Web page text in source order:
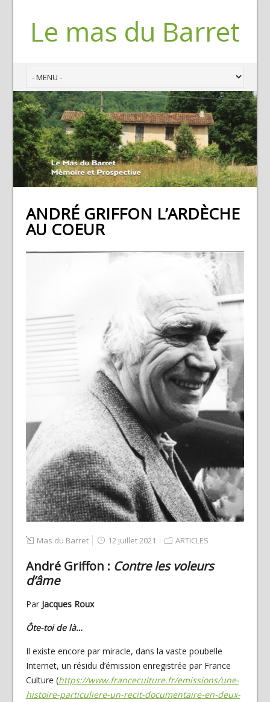
Le mas du Barret
ANDRÉ GRIFFON L’ARDÈCHE
AU COEUR
Mas du Barret 12 juillet 2021 ARTICLES
André Griffon : Contre les voleurs
d’âme
Par Jacques Roux
Ôte-toi de là…
Il existe encore par miracle, dans la vaste poubelle
Internet, un résidu d’émission enregistrée par France
Culture (https://www.franceculture.fr/emissions/une-
histoire-particuliere-un-recit-documentaire-en-deux-